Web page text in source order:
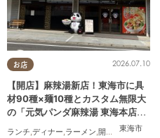
お店
東海市
2026.07.10
【開店】麻辣湯新店！東海市に具
材90種×麺10種とカスタム無限大
の「元気パンダ麻辣湯 東海本店」
ランチ,ディナー,ラーメン,開店 夫婦,カップル